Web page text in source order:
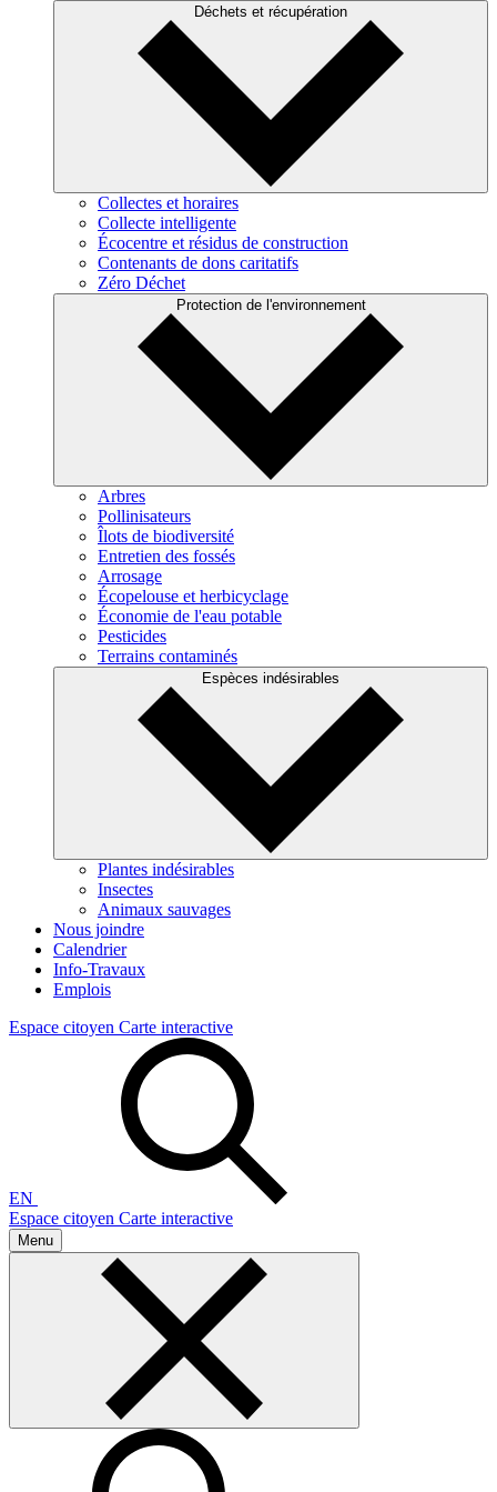
Déchets et récupération
Collectes et horaires
Collecte intelligente
Écocentre et résidus de construction
Contenants de dons caritatifs
Zéro Déchet
Protection de l'environnement
Arbres
Pollinisateurs
Îlots de biodiversité
Entretien des fossés
Arrosage
Écopelouse et herbicyclage
Économie de l'eau potable
Pesticides
Terrains contaminés
Espèces indésirables
Plantes indésirables
Insectes
Animaux sauvages
Nous joindre
Calendrier
Info-Travaux
Emplois
Espace citoyen Carte interactive
EN
Espace citoyen Carte interactive
Menu